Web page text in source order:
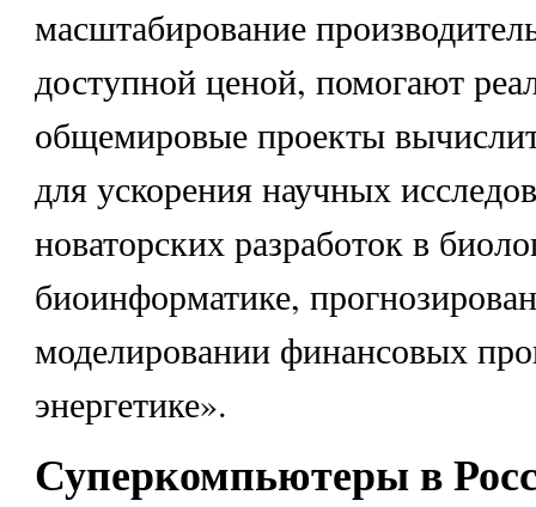
масштабирование
доступной ценой, помогают
общемировые проекты
для ускорения научных
новаторских разработок в
биоинформатике,
моделировании финансовых
энергетике».
Суперкомпьютеры в